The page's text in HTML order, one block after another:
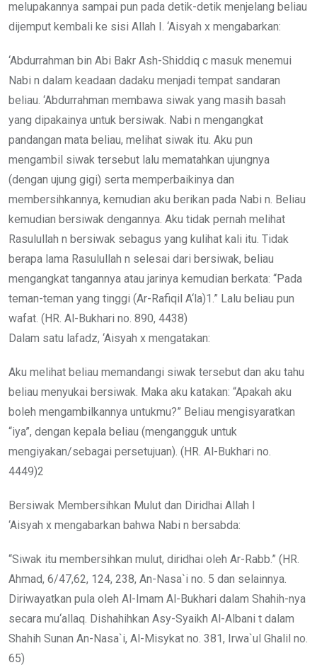
melupakannya sampai pun pada detik-detik menjelang beliau
dijemput kembali ke sisi Allah I. ‘Aisyah x mengabarkan:
‘Abdurrahman bin Abi Bakr Ash-Shiddiq c masuk menemui
Nabi n dalam keadaan dadaku menjadi tempat sandaran
beliau. ‘Abdurrahman membawa siwak yang masih basah
yang dipakainya untuk bersiwak. Nabi n mengangkat
pandangan mata beliau, melihat siwak itu. Aku pun
mengambil siwak tersebut lalu mematahkan ujungnya
(dengan ujung gigi) serta memperbaikinya dan
membersihkannya, kemudian aku berikan pada Nabi n. Beliau
kemudian bersiwak dengannya. Aku tidak pernah melihat
Rasulullah n bersiwak sebagus yang kulihat kali itu. Tidak
berapa lama Rasulullah n selesai dari bersiwak, beliau
mengangkat tangannya atau jarinya kemudian berkata: “Pada
teman-teman yang tinggi (Ar-Rafiqil A‘la)1.” Lalu beliau pun
wafat. (HR. Al-Bukhari no. 890, 4438)
Dalam satu lafadz, ‘Aisyah x mengatakan:
Aku melihat beliau memandangi siwak tersebut dan aku tahu
beliau menyukai bersiwak. Maka aku katakan: “Apakah aku
boleh mengambilkannya untukmu?” Beliau mengisyaratkan
“iya”, dengan kepala beliau (mengangguk untuk
mengiyakan/sebagai persetujuan). (HR. Al-Bukhari no.
4449)2
Bersiwak Membersihkan Mulut dan Diridhai Allah I
‘Aisyah x mengabarkan bahwa Nabi n bersabda:
“Siwak itu membersihkan mulut, diridhai oleh Ar-Rabb.” (HR.
Ahmad, 6/47,62, 124, 238, An-Nasa`i no. 5 dan selainnya.
Diriwayatkan pula oleh Al-Imam Al-Bukhari dalam Shahih-nya
secara mu‘allaq. Dishahihkan Asy-Syaikh Al-Albani t dalam
Shahih Sunan An-Nasa`i, Al-Misykat no. 381, Irwa`ul Ghalil no.
65)